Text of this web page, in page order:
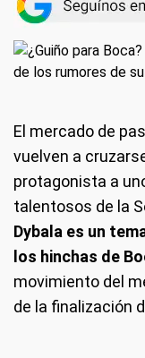
El mercado de
vuelven a
protagonista a
talentosos de la
Dybala es un
los hinchas de
movimiento del
de la finalización